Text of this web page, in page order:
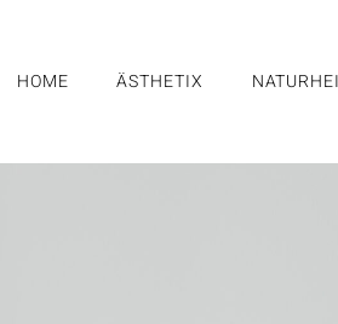
HOME ÄSTHETIX